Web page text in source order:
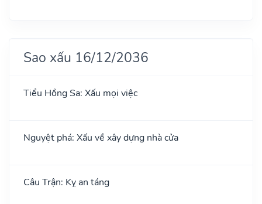
Sao xấu 16/12/2036
Tiểu Hồng Sa: Xấu mọi việc
Nguyệt phá: Xấu về xây dựng nhà cửa
Câu Trận: Kỵ an táng